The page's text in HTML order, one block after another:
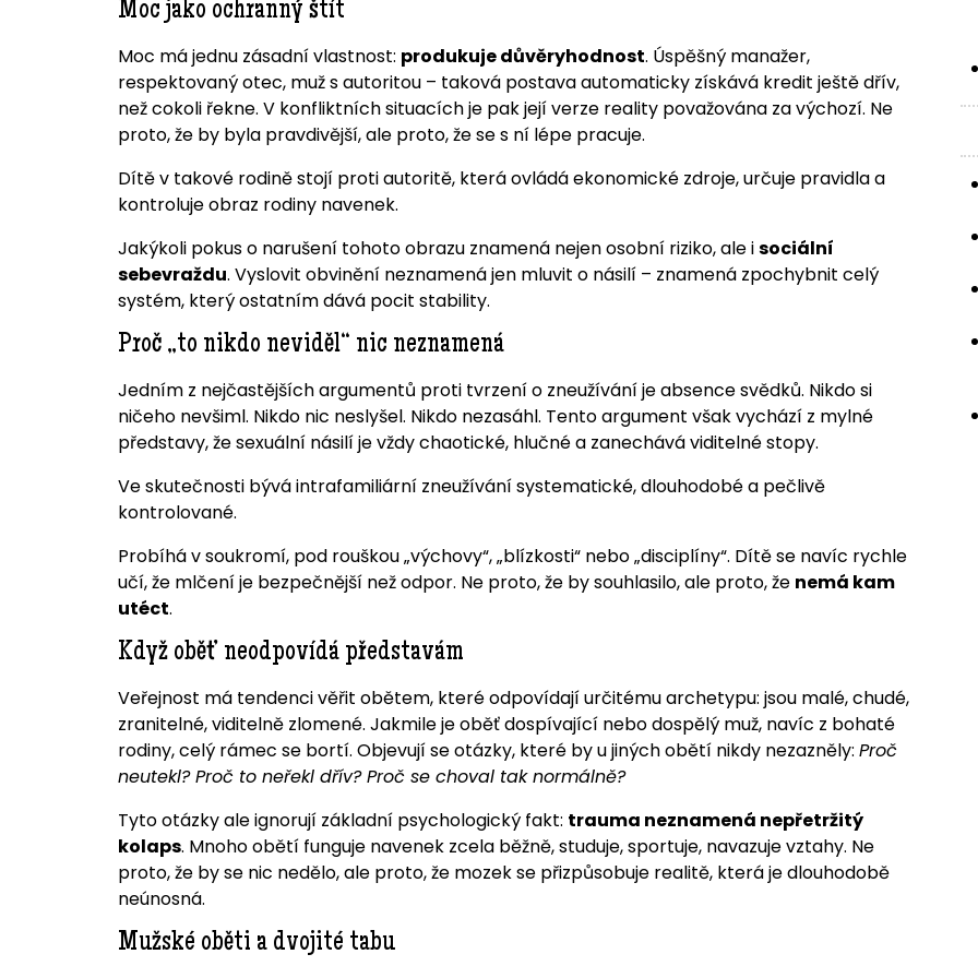
Moc jako ochranný štít
Moc má jednu zásadní vlastnost: produkuje důvěryhodnost. Úspěšný manažer,
respektovaný otec, muž s autoritou – taková postava automaticky získává kredit ještě dřív,
než cokoli řekne. V konfliktních situacích je pak její verze reality považována za výchozí. Ne
proto, že by byla pravdivější, ale proto, že se s ní lépe pracuje.
Dítě v takové rodině stojí proti autoritě, která ovládá ekonomické zdroje, určuje pravidla a
kontroluje obraz rodiny navenek.
Jakýkoli pokus o narušení tohoto obrazu znamená nejen osobní riziko, ale isociální
sebevraždu. Vyslovit obvinění neznamená jen mluvit o násilí – znamená zpochybnit celý
systém, který ostatním dává pocit stability.
Proč „to nikdo neviděl“ nic neznamená
Jedním z nejčastějších argumentů proti tvrzení o zneužívání je absence svědků. Nikdo si
ničeho nevšiml. Nikdo nic neslyšel. Nikdo nezasáhl. Tento argument však vychází z mylné
představy, že sexuální násilí je vždy chaotické, hlučné a zanechává viditelné stopy.
Ve skutečnosti bývá intrafamiliární zneužívání systematické, dlouhodobé a pečlivě
kontrolované.
Probíhá v soukromí, pod rouškou „výchovy“, „blízkosti“ nebo „disciplíny“. Dítě se navíc rychle
učí, že mlčení je bezpečnější než odpor. Ne proto, že by souhlasilo, ale proto, že nemá kam
utéct.
Když oběť neodpovídá představám
Veřejnost má tendenci věřit obětem, které odpovídají určitému archetypu: jsou malé, chudé,
zranitelné, viditelně zlomené. Jakmile je oběť dospívající nebo dospělý muž, navíc z bohaté
rodiny, celý rámec se bortí. Objevují se otázky, které by u jiných obětí nikdy nezazněly: Proč
neutekl? Proč to neřekl dřív? Proč se choval tak normálně?
Tyto otázky ale ignorují základní psychologický fakt: trauma neznamená nepřetržitý
kolaps. Mnoho obětí funguje navenek zcela běžně, studuje, sportuje, navazuje vztahy. Ne
proto, že by se nic nedělo, ale proto, že mozek se přizpůsobuje realitě, která je dlouhodobě
neúnosná.
Mužské oběti a dvojité tabu